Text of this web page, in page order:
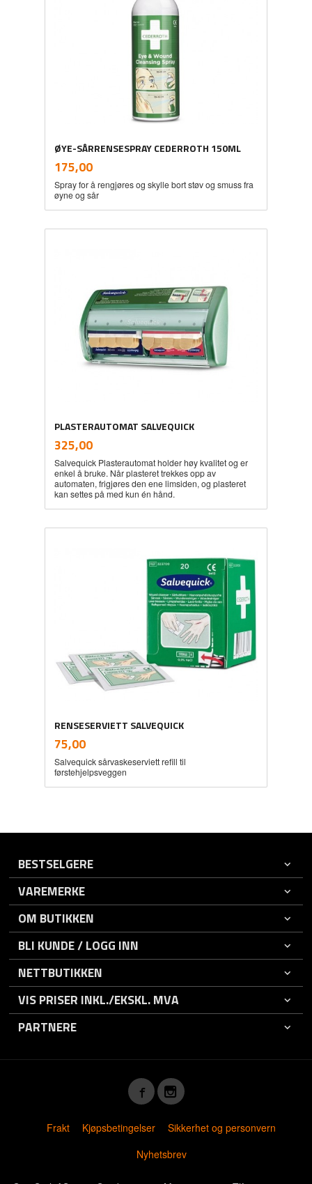
ØYE-SÅRRENSESPRAY CEDERROTH 150ML
Pris
175,00mva.
Spray for å rengjøres og skylle bort støv og smuss fra
øyne og sår
PLASTERAUTOMAT SALVEQUICK
Pris
325,00mva.
Salvequick Plasterautomat holder høy kvalitet og er
enkel å bruke. Når plasteret trekkes opp av
automaten, frigjøres den ene limsiden, og plasteret
kan settes på med kun én hånd.
RENSESERVIETT SALVEQUICK
Pris
75,00mva.
Salvequick sårvaskeserviett refill til
førstehjelpsveggen
BESTSELGERE
VAREMERKE
OM BUTIKKEN
BLI KUNDE / LOGG INN
NETTBUTIKKEN
VIS PRISER INKL./EKSKL. MVA
PARTNERE
Frakt Kjøpsbetingelser
Sikkerhet og personvern
Nyhetsbrev